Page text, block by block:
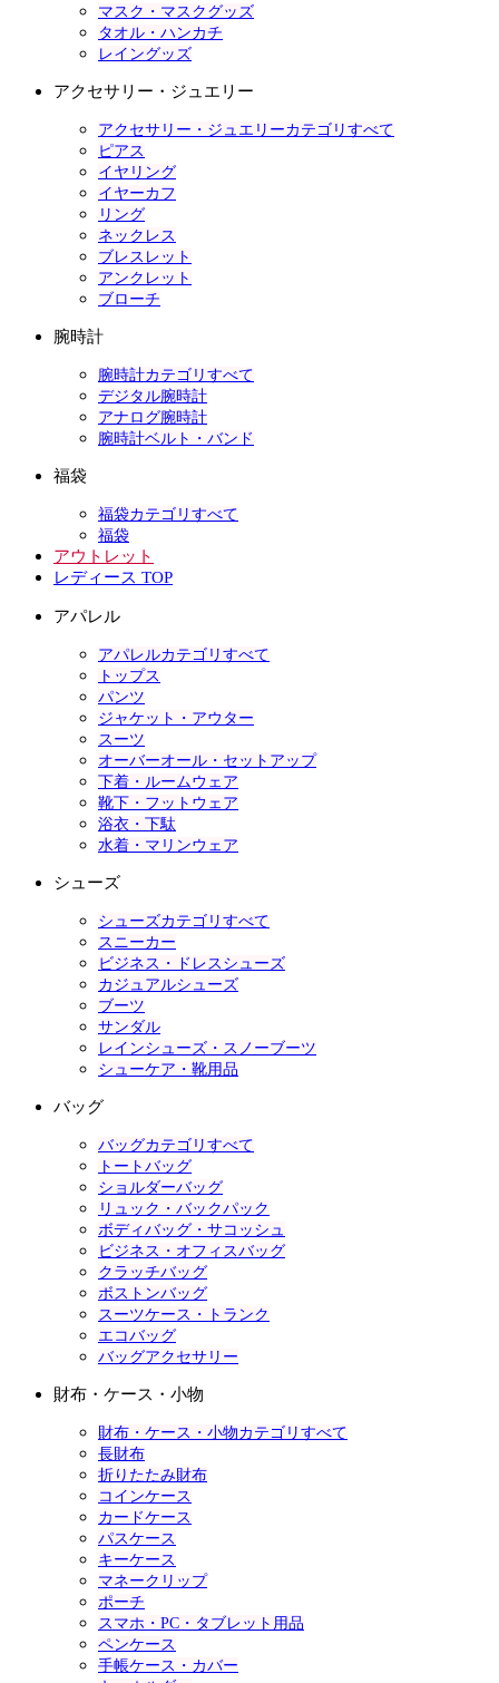
マスク・マスクグッズ
タオル・ハンカチ
レイングッズ
アクセサリー・ジュエリー
アクセサリー・ジュエリーカテゴリすべて
ピアス
イヤリング
イヤーカフ
リング
ネックレス
ブレスレット
アンクレット
ブローチ
腕時計
腕時計カテゴリすべて
デジタル腕時計
アナログ腕時計
腕時計ベルト・バンド
福袋
福袋カテゴリすべて
福袋
アウトレット
レディース TOP
アパレル
アパレルカテゴリすべて
トップス
パンツ
ジャケット・アウター
スーツ
オーバーオール・セットアップ
下着・ルームウェア
靴下・フットウェア
浴衣・下駄
水着・マリンウェア
シューズ
シューズカテゴリすべて
スニーカー
ビジネス・ドレスシューズ
カジュアルシューズ
ブーツ
サンダル
レインシューズ・スノーブーツ
シューケア・靴用品
バッグ
バッグカテゴリすべて
トートバッグ
ショルダーバッグ
リュック・バックパック
ボディバッグ・サコッシュ
ビジネス・オフィスバッグ
クラッチバッグ
ボストンバッグ
スーツケース・トランク
エコバッグ
バッグアクセサリー
財布・ケース・小物
財布・ケース・小物カテゴリすべて
長財布
折りたたみ財布
コインケース
カードケース
パスケース
キーケース
マネークリップ
ポーチ
スマホ・PC・タブレット用品
ペンケース
手帳ケース・カバー